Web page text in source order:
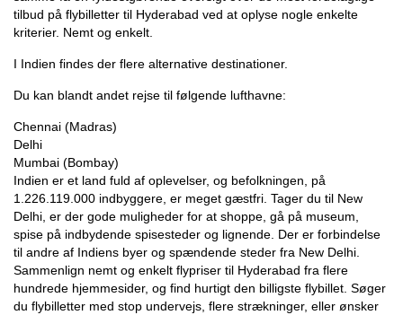
tilbud på flybilletter til Hyderabad ved at oplyse nogle enkelte
kriterier. Nemt og enkelt.
I Indien findes der flere alternative destinationer.
Du kan blandt andet rejse til følgende lufthavne:
Chennai (Madras)
Delhi
Mumbai (Bombay)
Indien er et land fuld af oplevelser, og befolkningen, på
1.226.119.000 indbyggere, er meget gæstfri. Tager du til New
Delhi, er der gode muligheder for at shoppe, gå på museum,
spise på indbydende spisesteder og lignende. Der er forbindelse
til andre af Indiens byer og spændende steder fra New Delhi.
Sammenlign nemt og enkelt flypriser til Hyderabad fra flere
hundrede hjemmesider, og find hurtigt den billigste flybillet. Søger
du flybilletter med stop undervejs, flere strækninger, eller ønsker